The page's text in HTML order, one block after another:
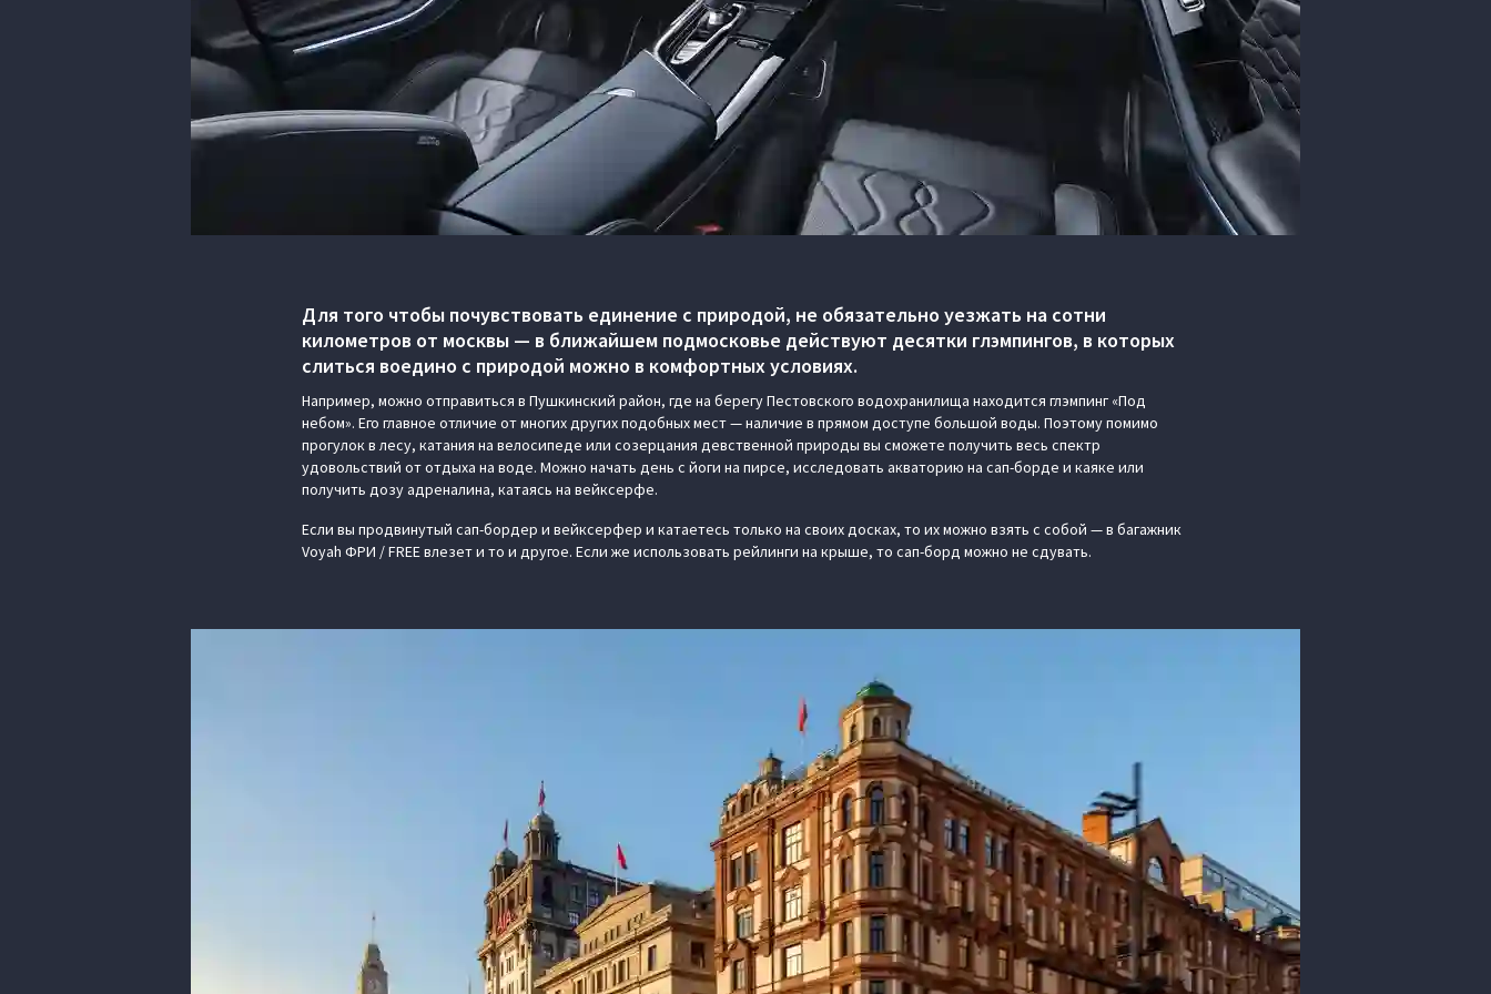
Для того чтобы почувствовать единение с природой, не обязательно уезжать на сотни
километров от москвы — в ближайшем подмосковье действуют десятки глэмпингов, в которых
слиться воедино с природой можно в комфортных условиях.
Например, можно отправиться в Пушкинский район, где на берегу Пестовского водохранилища находится глэмпинг «Под
небом». Его главное отличие от многих других подобных мест — наличие в прямом доступе большой воды. Поэтому помимо
прогулок в лесу, катания на велосипеде или созерцания девственной природы вы сможете получить весь спектр
удовольствий от отдыха на воде. Можно начать день с йоги на пирсе, исследовать акваторию на сап-борде и каяке или
получить дозу адреналина, катаясь на вейксерфе.
Если вы продвинутый сап-бордер и вейксерфер и катаетесь только на своих досках, то их можно взять с собой — в багажник
Voyah ФРИ / FREE влезет и то и другое. Если же использовать рейлинги на крыше, то сап-борд можно не сдувать.